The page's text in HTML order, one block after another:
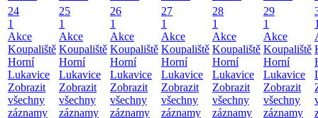
24
1
Akce
Koupaliště
Horní
Lukavice
Zobrazit
všechny
záznamy
25
1
Akce
Koupaliště
Horní
Lukavice
Zobrazit
všechny
záznamy
26
1
Akce
Koupaliště
Horní
Lukavice
Zobrazit
všechny
záznamy
27
1
Akce
Koupaliště
Horní
Lukavice
Zobrazit
všechny
záznamy
28
1
Akce
Koupaliště
Horní
Lukavice
Zobrazit
všechny
záznamy
29
1
Akce
Koupaliště
Horní
Lukavice
Zobrazit
všechny
záznamy